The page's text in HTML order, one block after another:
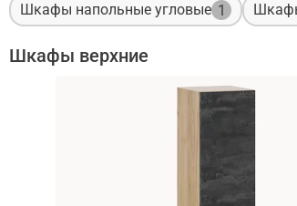
Шкафы напольные угловые 1
Шкафы верхние